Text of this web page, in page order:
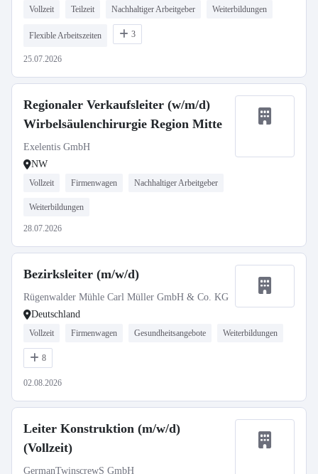
Vollzeit Teilzeit Nachhaltiger Arbeitgeber Weiterbildungen
Flexible Arbeitszeiten 3
25.07.2026
Regionaler Verkaufsleiter (w/m/d)
Wirbelsäulenchirurgie Region Mitte
Exelentis GmbH
NW
Vollzeit Firmenwagen Nachhaltiger Arbeitgeber
Weiterbildungen
28.07.2026
Bezirksleiter (m/w/d)
Rügenwalder Mühle Carl Müller GmbH & Co. KG
Deutschland
Vollzeit Firmenwagen Gesundheitsangebote Weiterbildungen
8
02.08.2026
Leiter Konstruktion (m/w/d)
(Vollzeit)
GermanTwinscrewS GmbH